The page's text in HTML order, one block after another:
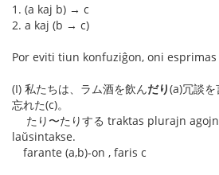
1. (a kaj b) → c
2. a kaj (b → c)
Por eviti tiun konfuziĝon, oni
(I) 私たちは、ラム酒を飲んだり(a)冗談を
忘れた(c)。
たり〜たりする traktas plurajn
laŭsintakse.
farante (a,b)-on , faris c